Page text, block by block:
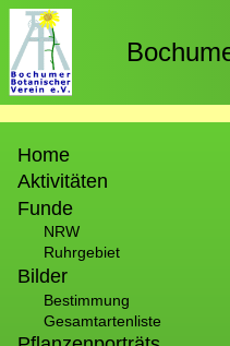
Direkt
zum
Inhalt
Home
Aktivitäten
Funde
NRW
Ruhrgebiet
Bilder
Bestimmung
Gesamtartenliste